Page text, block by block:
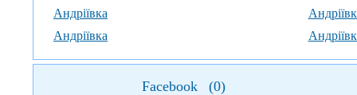
Андріївка
Андріївка
Facebook (0)